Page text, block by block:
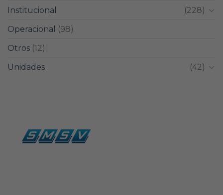
Institucional
(228)
Operacional
(98)
Otros (12)
Unidades
(42)